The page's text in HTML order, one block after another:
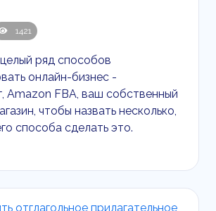
1421
ряд способов
онлайн-бизнес -
Amazon FBA, ваш собственный
чтобы назвать несколько,
способа сделать это.